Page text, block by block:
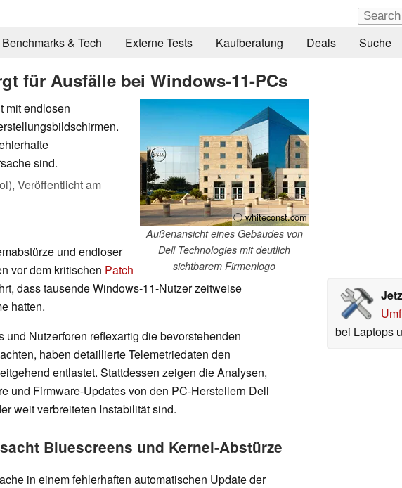
Benchmarks & Tech Externe Tests Kaufberatung Deals Suche
für Ausfälle bei Windows-11-PCs
ⓘ whiteconst.com
Außenansicht eines Gebäudes von
Dell Technologies mit deutlich
sichtbarem Firmenlogo
mit endlosen
sind.
Veröffentlicht am
bei Laptops
und endloser
vor dem kritischen Patch
dass tausende Windows-11-Nutzer zeitweise
hatten.
Nutzerforen reflexartig die bevorstehenden
haben detaillierte Telemetriedaten den
entlastet. Stattdessen zeigen die Analysen,
und Firmware-Updates von den PC-Herstellern Dell
weit verbreiteten Instabilität sind.
Bluescreens und Kernel-Abstürze
in einem fehlerhaften automatischen Update der